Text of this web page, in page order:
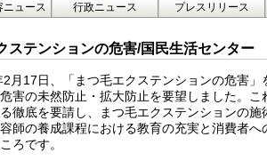
ニュース 行政ニュース プレスリリース
ステンションの危害/国民生活センター
月17日、「まつ毛エクステンションの危害」
害の未然防止・拡大防止を要望しました。こ
徹底を要請し、まつ毛エクステンションの
師の養成課程における教育の充実と消費者
ろです。